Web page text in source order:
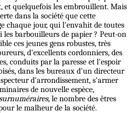
et quelquefois les embrouillent. Mais
dans la société que cette
chaque jour, qui l'envahit de toutes
barbouilleurs de papier ? Peut-on
ces jeunes gens robustes, très
d'excellents cordonniers, des
conduits par la paresse et l'espoir
dans les bureaux d'un directeur
d'arrondissement, s'armer
de nouvelle espèce,
le nombre des êtres
le malheur de la société.